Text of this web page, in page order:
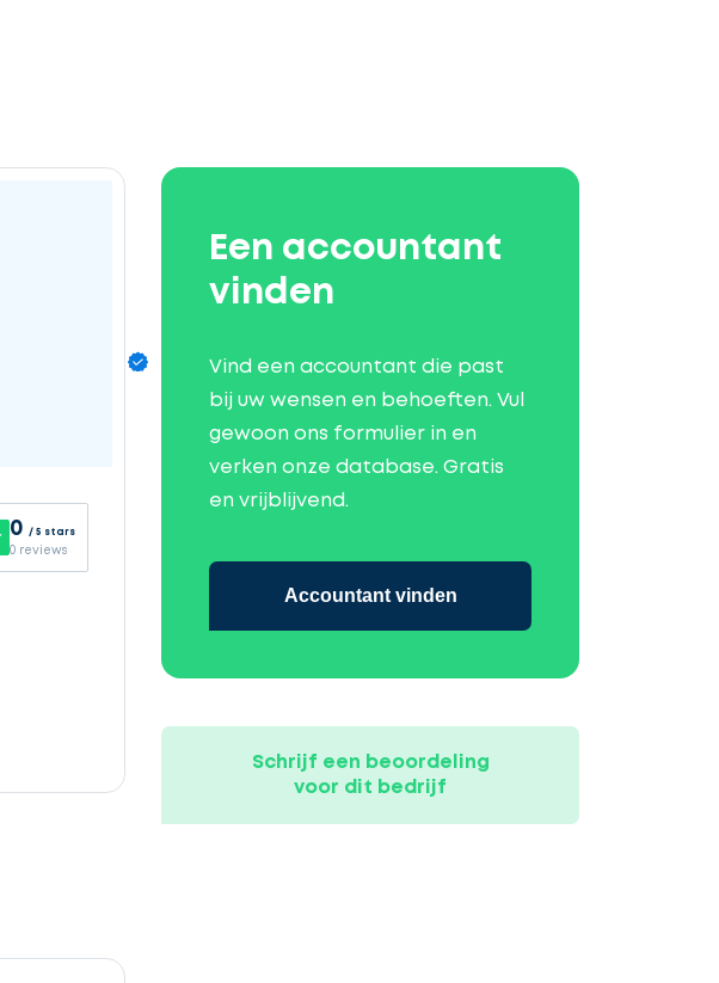
0 / 5 stars
0 reviews
Een accountant
vinden
Vind een accountant die past
bij uw wensen en behoeften. Vul
gewoon ons formulier in en
verken onze database. Gratis
en vrijblijvend.
Accountant vinden
Schrijf een beoordeling
voor dit bedrijf